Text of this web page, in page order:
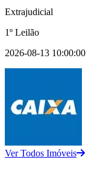
Extrajudicial
1º Leilão
2026-08-13 10:00:00
Ver Todos Imóveis